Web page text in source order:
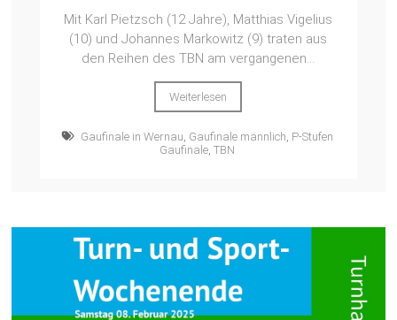
Mit Karl Pietzsch (12 Jahre), Matthias Vigelius
(10) und Johannes Markowitz (9) traten aus
den Reihen des TBN am vergangenen...
Weiterlesen
Gaufinale in Wernau Gaufinale männlich P-Stufen
Gaufinale, TBN